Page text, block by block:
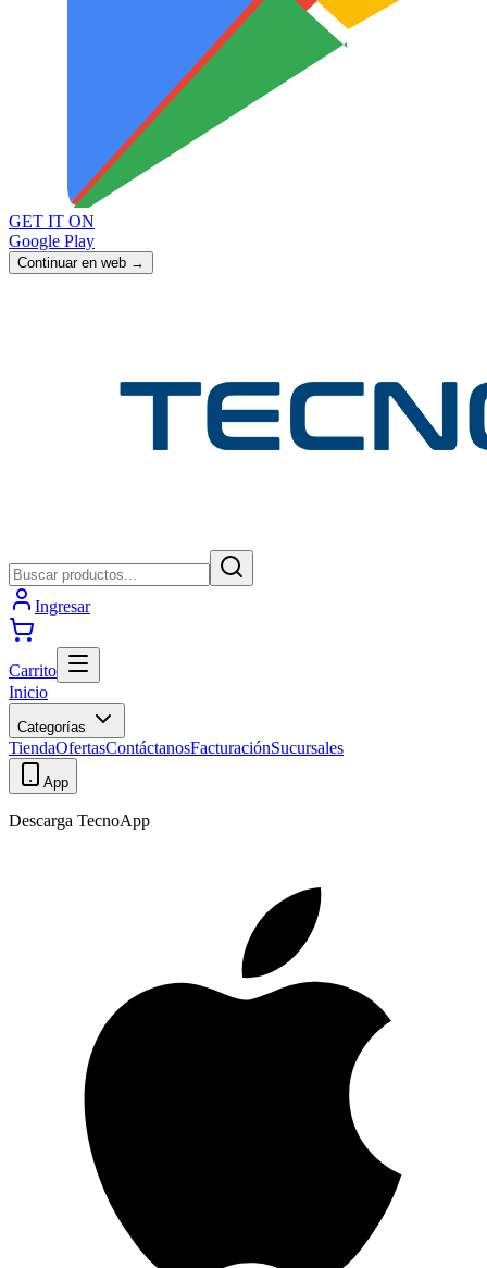
GET IT ON
Google Play
Continuar en web →
Ingresar
Carrito
Inicio
Categorías
TiendaOfertasContáctanosFacturaciónSucursales
App
Descarga TecnoApp